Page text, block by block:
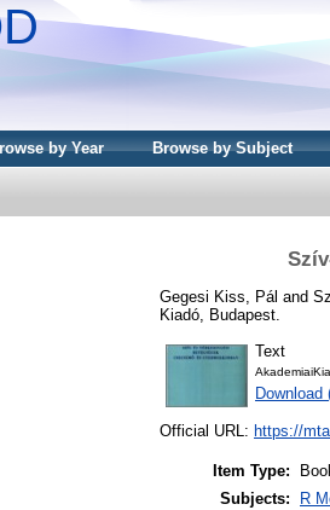
by Year Browse by Subject
Gegesi Kiss, Pál and
Kiadó, Budapest.
Text
Download
Official URL: https://
Item Type:
Subjects:
R